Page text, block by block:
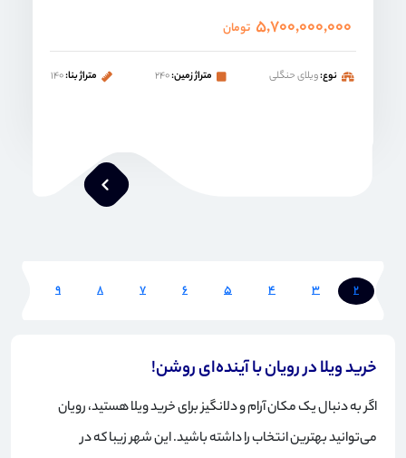
۵,۷۰۰,۰۰۰,۰۰۰ تومان
نوع:ویلای حنگلی متراژ زمین:۲۴۰ متراژ بنا:۱۴۰
2
3
4
5
6
7
8
9
خرید ویلا در رویان با آینده‌ای روشن!
اگر به دنبال یک مکان آرام و دلانگیز برای خرید ویلا هستید، رویان
می‌توانید بهترین انتخاب را داشته باشید. این شهر زیبا که در